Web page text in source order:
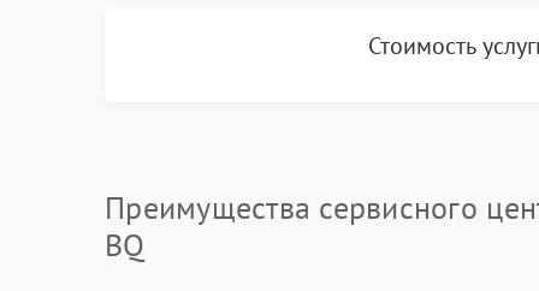
Стоимость
Преимущества сервисного
BQ